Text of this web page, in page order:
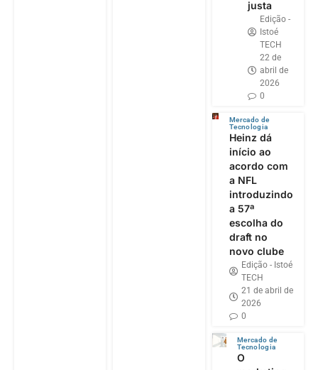
justa
Edição -
Istoé
TECH
22 de
abril de
2026
0
Mercado de
Tecnologia
Heinz dá
início ao
acordo com
a NFL
introduzindo
a 57ª
escolha do
draft no
novo clube
Edição - Istoé
TECH
21 de abril de
2026
0
Mercado de
Tecnologia
O